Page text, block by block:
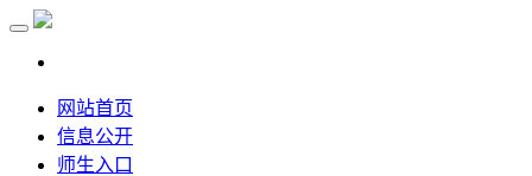
网站首页
信息公开
师生入口